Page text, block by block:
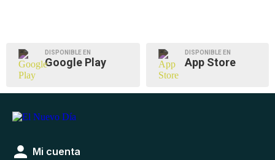
DISPONIBLE EN
Google Play
DISPONIBLE EN
App Store
Mi cuenta